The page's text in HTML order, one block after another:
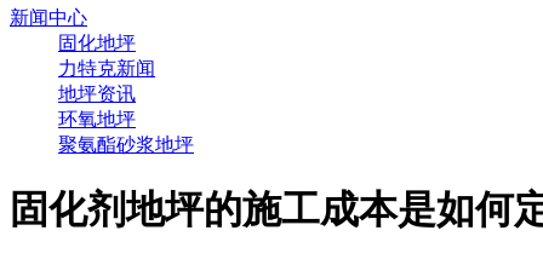
新闻中心
固化地坪
力特克新闻
地坪资讯
环氧地坪
聚氨酯砂浆地坪
固化剂地坪的施工成本是如何